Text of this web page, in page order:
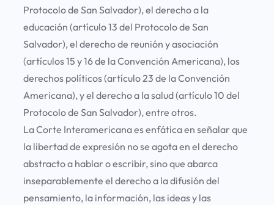
Protocolo de San Salvador), el derecho a la
educación (artículo 13 del Protocolo de San
Salvador), el derecho de reunión y asociación
(artículos 15 y 16 de la Convención Americana), los
derechos políticos (artículo 23 de la Convención
Americana), y el derecho a la salud (artículo 10 del
Protocolo de San Salvador), entre otros.
La Corte Interamericana es enfática en señalar que
la libertad de expresión no se agota en el derecho
abstracto a hablar o escribir, sino que abarca
inseparablemente el derecho a la difusión del
pensamiento, la información, las ideas y las